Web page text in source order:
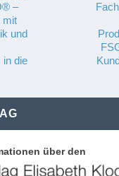
–
mit
und
in die
über den